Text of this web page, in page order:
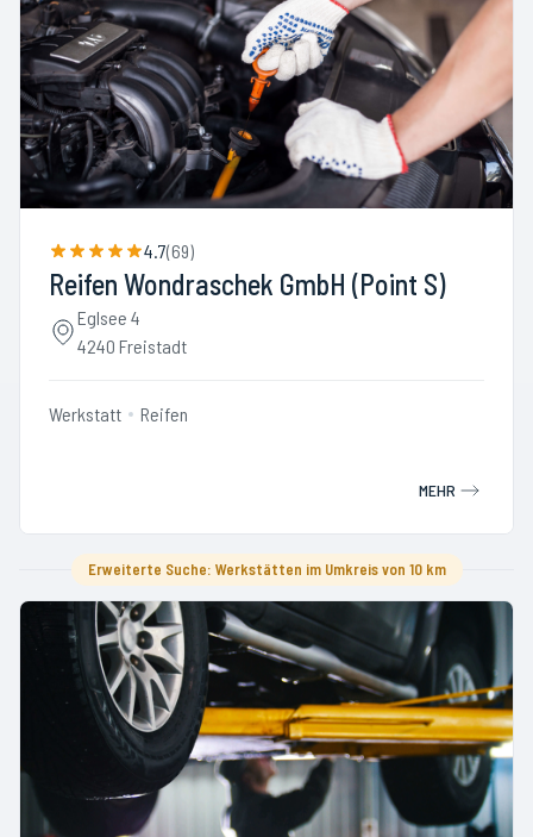
4.7(69)
Reifen Wondraschek GmbH (Point S)
Eglsee 4
4240 Freistadt
Werkstatt Reifen
MEHR
Erweiterte Suche: Werkstätten im Umkreis von 10 km